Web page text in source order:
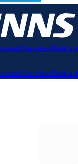
VarauksetPalkinnot
VarauksetPalkinnot